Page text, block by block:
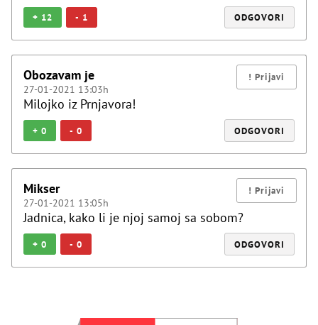
+ 12 - 1 ODGOVORI
Obozavam je
27-01-2021 13:03h
Milojko iz Prnjavora!
+ 0 - 0 ODGOVORI
Mikser
27-01-2021 13:05h
Jadnica, kako li je njoj samoj sa sobom?
+ 0 - 0 ODGOVORI